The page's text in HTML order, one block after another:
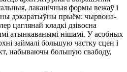
лаканічныя формы вежаў і
дэкаратыўны прыём: чырвона-
цаглянай кладкі дзівосна
атынкаванымі нішамі. У асобных
займалі большую частку сцен і
набываючы большую свабоду,